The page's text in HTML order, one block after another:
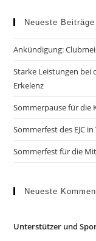
Neueste Beiträge
Ankündigung:
Starke Leistungen bei
Erkelenz
Sommerpause für die
Sommerfest des EJC
Sommerfest für die
Neueste
Unterstützer und